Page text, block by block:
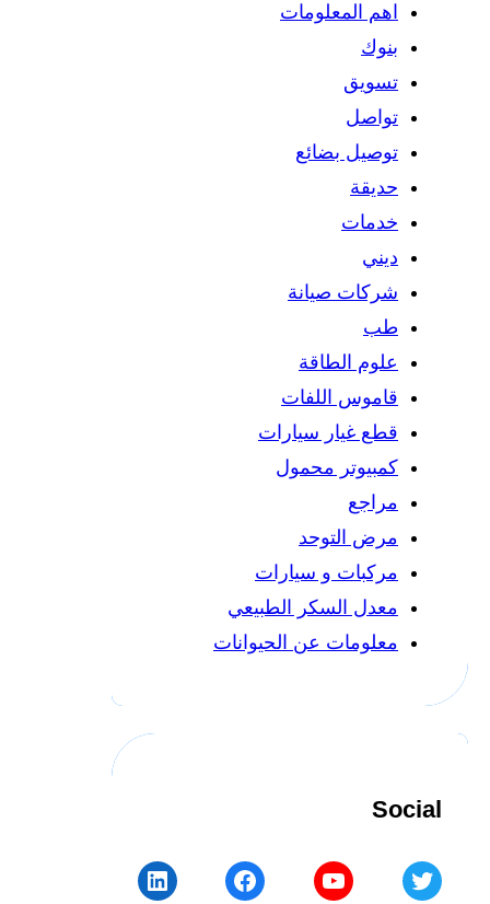
اهم المعلومات
بنوك
تسويق
تواصل
توصيل بضائع
حديقة
خدمات
ديني
شركات صيانة
طب
علوم الطاقة
قاموس اللفات
قطع غيار سيارات
كمبيوتر محمول
مراجع
مرض التوحد
مركبات و سيارات
معدل السكر الطبيعي
معلومات عن الحيوانات
Social
Twitter
YouTube
Facebook
LinkedIn